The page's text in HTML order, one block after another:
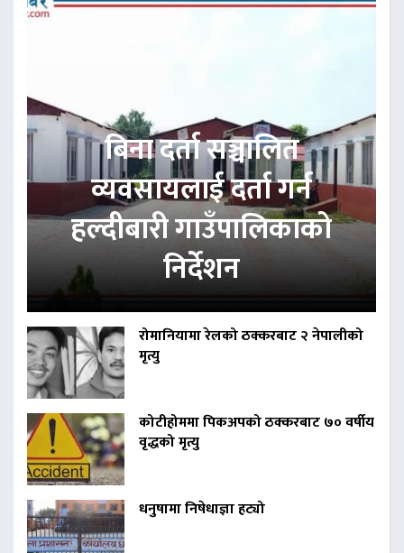
बिना दर्ता सञ्चालित
व्यवसायलाई दर्ता गर्न
हल्दीबारी गाउँपालिकाको
निर्देशन
रोमानियामा रेलको ठक्करबाट २ नेपालीको
मृत्यु
कोटीहोममा पिकअपको ठक्करबाट ७० वर्षीय
वृद्धको मृत्यु
धनुषामा निषेधाज्ञा हट्यो